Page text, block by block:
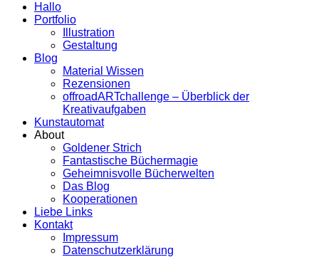
Hallo
Portfolio
Illustration
Gestaltung
Blog
Material Wissen
Rezensionen
offroadARTchallenge – Überblick der
Kreativaufgaben
Kunstautomat
About
Goldener Strich
Fantastische Büchermagie
Geheimnisvolle Bücherwelten
Das Blog
Kooperationen
Liebe Links
Kontakt
Impressum
Datenschutzerklärung